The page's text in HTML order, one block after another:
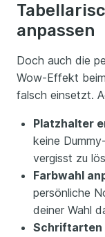
anpassen
Doch auch die
Wow-Effekt
falsch einsetzt.
Platzhalter
keine
vergisst zu
Farbwahl
persönliche
deiner Wahl
Schriftarten